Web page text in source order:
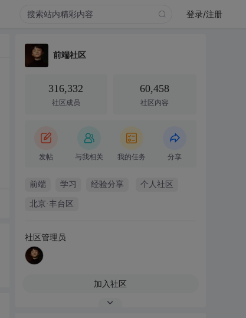
登录/注册
前端社区
316,332
社区成员
60,458
社区内容
发帖 与我相关 我的任务 分享
前端 学习 经验分享 个人社区
北京·丰台区
社区管理员
加入社区